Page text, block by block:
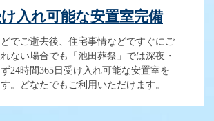
入れ可能な安置室完備
でご逝去後、住宅事情などですぐにご
ない場合でも「池田葬祭」では深夜・
24時間365日受け入れ可能な安置室を
。どなたでもご利用いただけます。